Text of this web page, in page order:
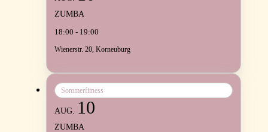
ZUMBA
18:00 - 19:00
Wienerstr. 20, Korneuburg
Sommerfitness
AUG. 10
ZUMBA